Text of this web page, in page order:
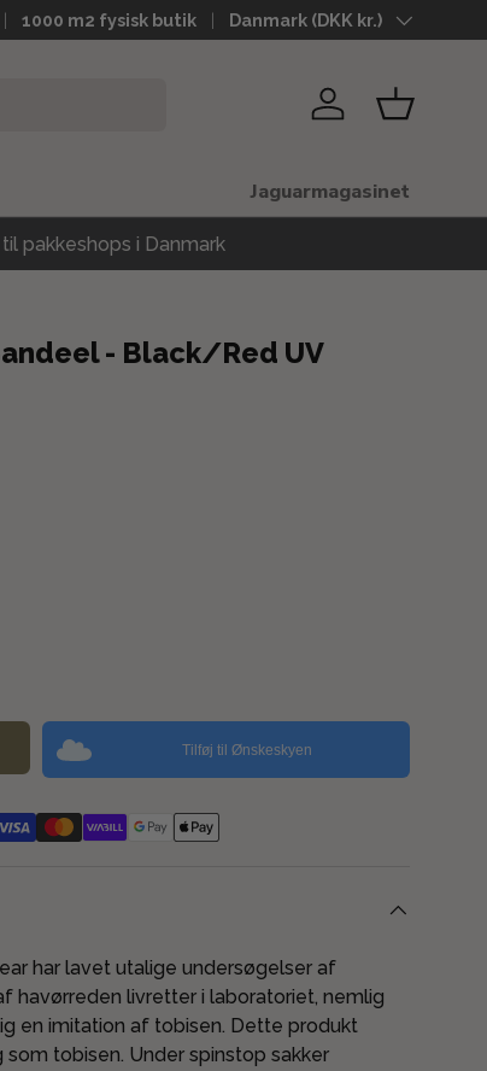
1000 m2 fysisk butik Land
Danmark (DKK kr.)
Log indKurv
Jaguarmagasinet
pakkeshops i Danmark
- Black/Red UV
Tilføj til Ønskeskyen
har lavet utalige undersøgelser af
havørreden livretter i laboratoriet, nemlig
en imitation af tobisen. Dette produkt
tobisen. Under spinstop sakker